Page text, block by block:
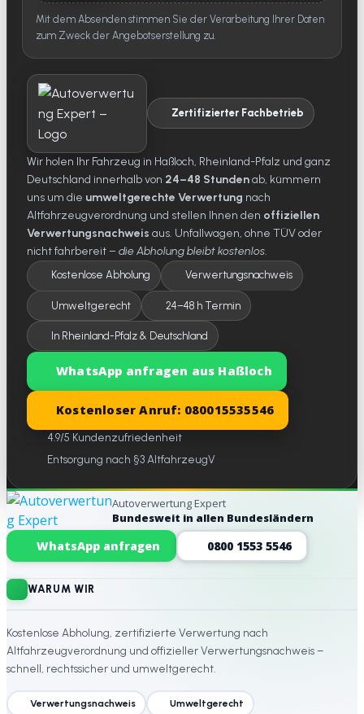
Mit dem Absenden stimmen Sie der Verarbeitung Ihrer Daten
zum Zweck der Angebotserstellung zu.
Zertifizierter Fachbetrieb
Wir holen Ihr Fahrzeug in Haßloch, Rheinland-Pfalz und ganz
Deutschland innerhalb von 24–48 Stundenab, kümmern
uns um die umweltgerechte Verwertung nach
Altfahrzeugverordnung und stellen Ihnen den offiziellen
Verwertungsnachweis aus. Unfallwagen, ohne TÜV oder
nicht fahrbereit – die Abholung bleibt kostenlos.
Kostenlose Abholung Verwertungsnachweis
Umweltgerecht 24–48 h Termin
In Rheinland-Pfalz & Deutschland
WhatsApp anfragen aus Haßloch
Kostenloser Anruf: 080015535546
4.9/5 Kundenzufriedenheit
Entsorgung nach §3 AltfahrzeugV
Website-Footer
Autoverwertung Expert
Bundesweit in allen Bundesländern
WhatsApp anfragen 0800 1553 5546
WARUM WIR
Kostenlose Abholung, zertifizierte Verwertung nach
Altfahrzeugverordnung und offizieller Verwertungsnachweis –
schnell, rechtssicher und umweltgerecht.
Verwertungsnachweis Umweltgerecht